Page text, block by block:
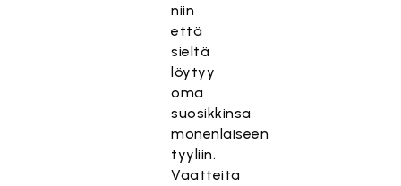
niin
että
sieltä
löytyy
oma
suosikkinsa
monenlaiseen
tyyliin.
Vaatteita